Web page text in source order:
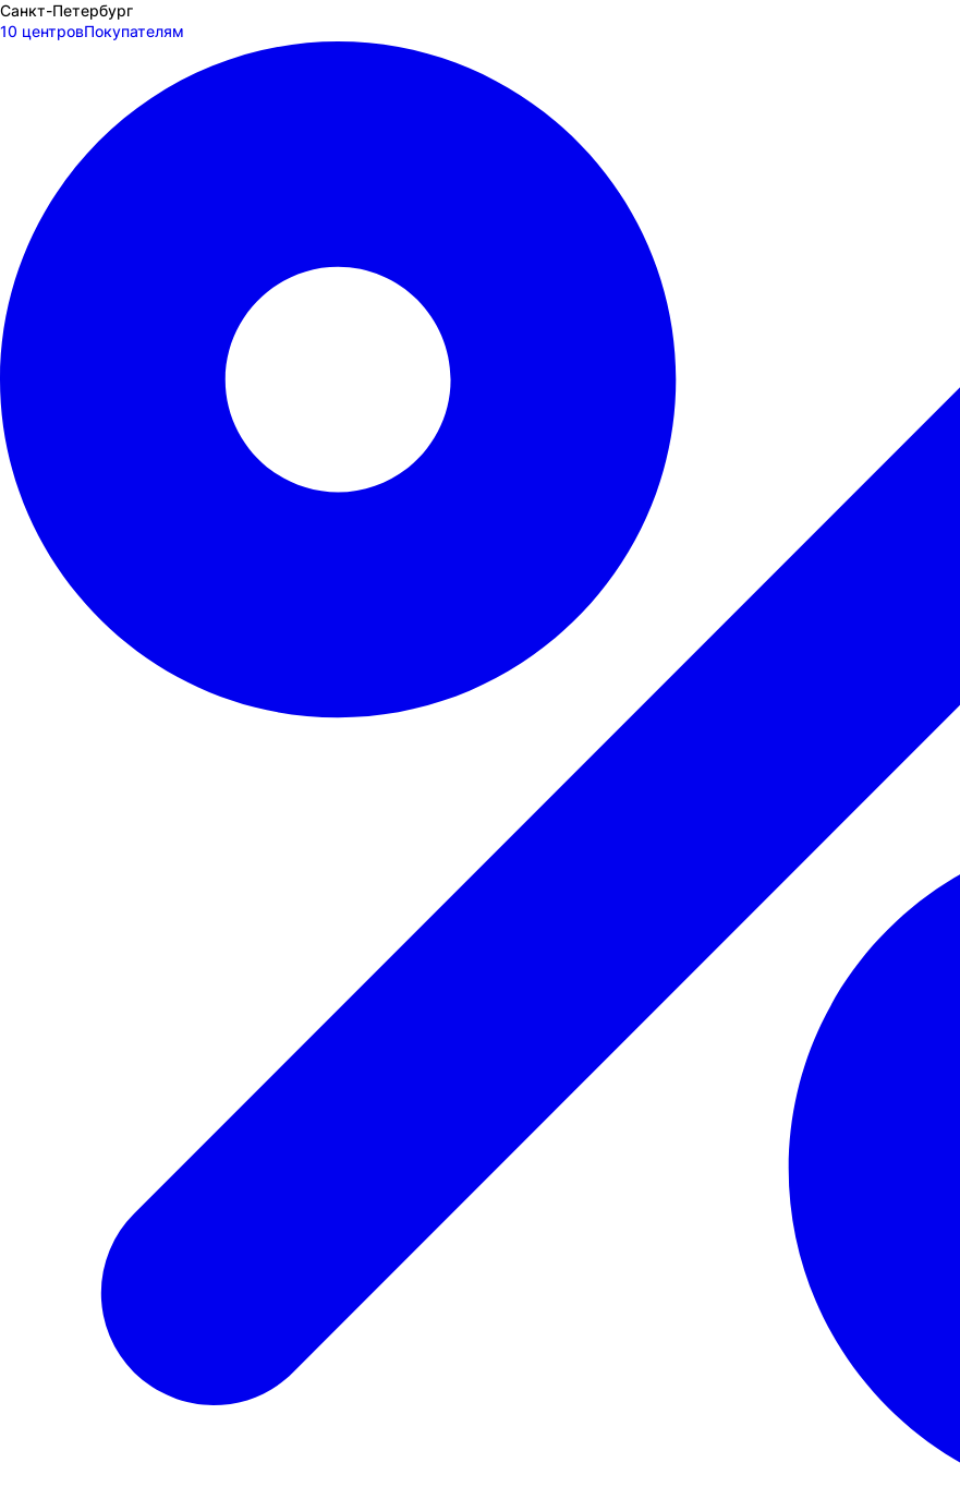
Санкт-Петербург
10 центровПокупателям